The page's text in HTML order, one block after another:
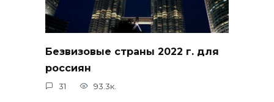
Безвизовые страны 2022 г. для
россиян
31 93.3к.